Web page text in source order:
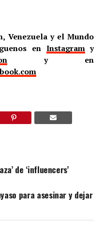
Venezuela y el Mundo
en Instagramy
y en
de ‘influencers’
para asesinar y dejar